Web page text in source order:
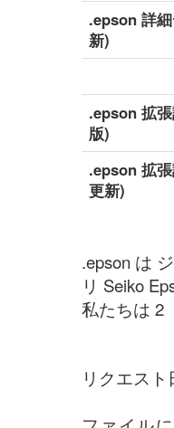
.epson 詳
新)
.epson 拡
版)
.epson 拡
更新)
.epson は
リ Seiko
私たちは 2
リクエス